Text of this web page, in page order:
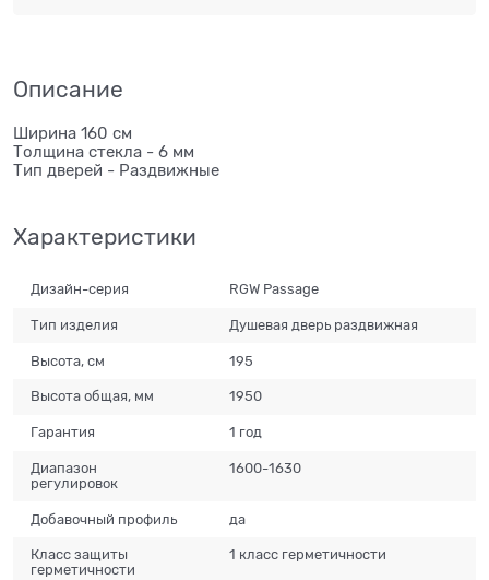
Описание
Ширина 160 см
Толщина стекла - 6 мм
Тип дверей - Раздвижные
Характеристики
Дизайн-серия RGW Passage
Тип изделия Душевая дверь раздвижная
Высота, см 195
Высота общая, мм 1950
Гарантия 1 год
Диапазон
регулировок
1600-1630
Добавочный профиль да
Класс защиты
герметичности
1 класс герметичности